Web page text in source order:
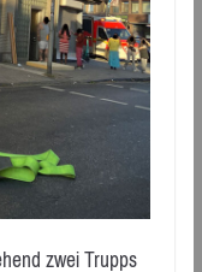
zwei Trupps